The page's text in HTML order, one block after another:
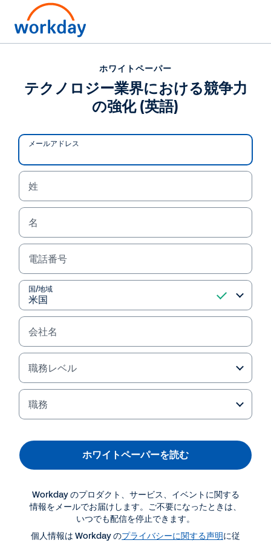
ホワイトペーパー
テクノロジー業界における競争力の強化 (英語)
Failed to fetch
ホワイトペーパー
テクノロジー業界における競争力
の強化 (英語)
メールアドレス
姓
名
電話番号
国/地域
会社名
職務レベル
職務
ホワイトペーパーを読む
Workday のプロダクト、サービス、イベントに関する
情報をメールでお届けします。ご不要になったときは、
いつでも配信を停止できます。
個人情報は Workday のプライバシーに関する声明に従